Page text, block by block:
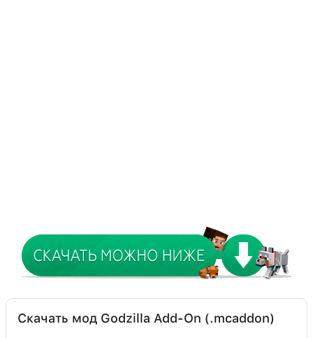
Скачать мод Godzilla Add-On (.mcaddon)